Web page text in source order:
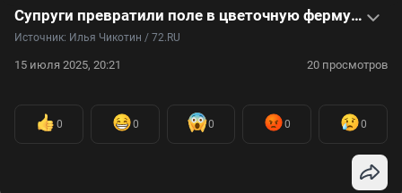
Супруги превратили поле в цветочную ферму и зарабатывают миллионы — видеоистория
Источник: Илья Чикотин / 72.RU
15 июля 2025, 20:21 20 просмотров
0 0 0 0 0